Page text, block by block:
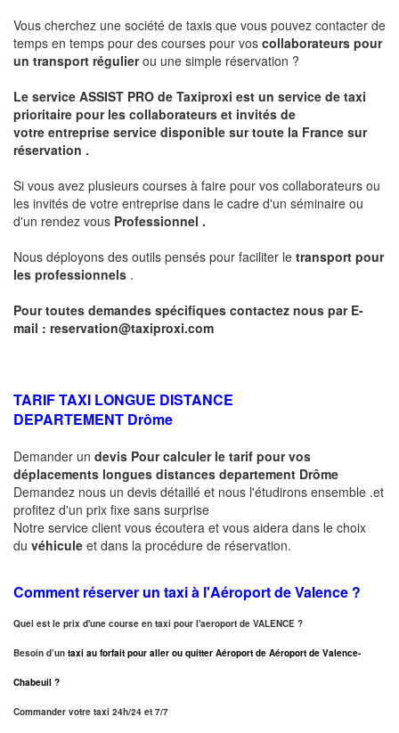
Vous cherchez une société de taxis que vous pouvez contacter de
temps en temps pour des courses pour vos collaborateurs pour
un transport régulierou une simple réservation ?
Le service ASSIST PRO de Taxiproxi est un service de taxi
prioritaire pour les collaborateurs et invités de
votre entreprise service disponible sur toute la France sur
réservation .
Si vous avez plusieurs courses à faire pour vos collaborateurs ou
les invités de votre entreprise dans le cadre d'un séminaire ou
d'un rendez vous Professionnel .
Nous déployons des outils pensés pour faciliter le transport pour
les professionnels .
Pour toutes demandes spécifiques contactez nous par E-
mail : reservation@taxiproxi.com
TARIF TAXI LONGUE DISTANCE
DEPARTEMENT Drôme
Demander un devis Pour calculer le tarif pour vos
déplacements longues distances departement Drôme
Demandez nous un devis détaillé et nous l'étudirons ensemble .et
profitez d'un prix fixe sans surprise
Notre service client vous écoutera et vous aidera dans le choix
du véhicule et dans la procédure de réservation.
Comment réserver un taxi à l'Aéroport de Valence ?
Quel est le prix d'une course en taxi pour l'aeroport de VALENCE ?
Besoin d’un taxi au forfait pour aller ou quitter Aéroport de Aéroport de Valence-
Chabeuil ?
Commander votre taxi 24h/24 et 7/7